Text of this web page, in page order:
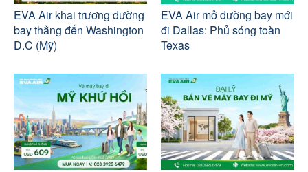
EVA Air khai trương đường
bay thẳng đến Washington
D.C (Mỹ)
EVA Air mở đường bay mới
đi Dallas: Phủ sóng toàn
Texas